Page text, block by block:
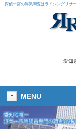
探偵一宮の浮気調査はライジングリサ
愛知
探
MENU